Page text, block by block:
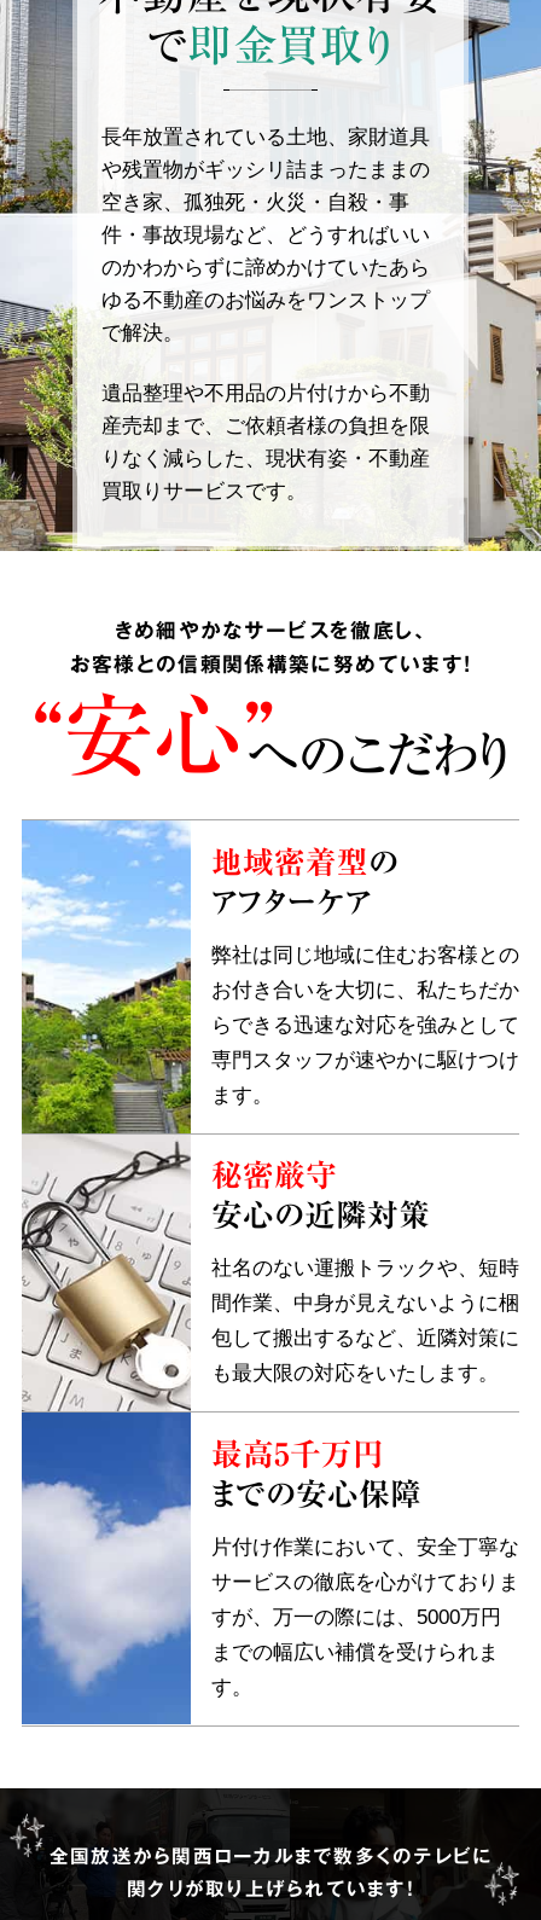
で即金買取り
長年放置されている土地、家財道具
や残置物がギッシリ詰まったままの
空き家、孤独死・火災・自殺・事
件・事故現場など、どうすればいい
のかわからずに諦めかけていたあら
ゆる不動産のお悩みをワンストップ
で解決。
遺品整理や不用品の片付けから不動
産売却まで、ご依頼者様の負担を限
りなく減らした、現状有姿・不動産
買取りサービスです。
きめ細やかなサービスを徹底し、
お客様との信頼関係構築に努めています!
“安心”へのこだわり
地域密着型の
アフターケア
弊社は同じ地域に住むお客様との
お付き合いを大切に、私たちだか
らできる迅速な対応を強みとして
専門スタッフが速やかに駆けつけ
ます。
秘密厳守
安心の近隣対策
社名のない運搬トラックや、短時
間作業、中身が見えないように梱
包して搬出するなど、近隣対策に
も最大限の対応をいたします。
最高5千万円
までの安心保障
片付け作業において、安全丁寧な
サービスの徹底を心がけておりま
すが、万一の際には、5000万円
までの幅広い補償を受けられま
す。
全国放送から関西ローカルまで数多くのテレビに
関クリが取り上げられています!